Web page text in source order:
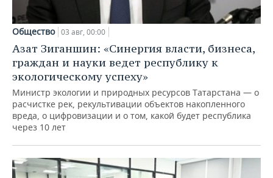
Общество 03 авг, 00:00
Азат Зиганшин: «Синергия власти, бизнеса,
граждан и науки ведет республику к
экологическому успеху»
Министр экологии и природных ресурсов Татарстана — о
расчистке рек, рекультивации объектов накопленного
вреда, о цифровизации и о том, какой будет республика
через 10 лет